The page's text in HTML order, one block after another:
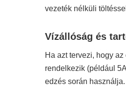
vezeték nélküli
Vízállóság és
Ha azt tervezi, hogy
rendelkezik (például
edzés során használja.